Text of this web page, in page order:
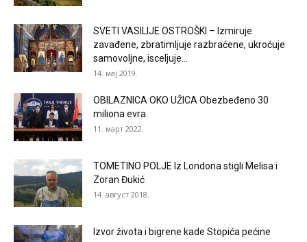
SVETI VASILIJE OSTROŠKI – Izmiruje
zavađene, zbratimljuje razbraćene, ukroćuje
samovoljne, isceljuje...
14. мај 2019.
OBILAZNICA OKO UŽICA Obezbeđeno 30
miliona evra
11. март 2022.
TOMETINO POLJE Iz Londona stigli Melisa i
Zoran Đukić
14. август 2018.
Izvor života i bigrene kade Stopića pećine